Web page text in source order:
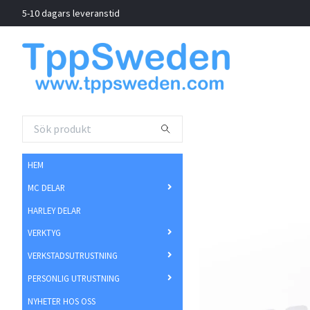
5-10 dagars leveranstid
HEM
MC DELAR
HARLEY DELAR
VERKTYG
VERKSTADSUTRUSTNING
PERSONLIG UTRUSTNING
NYHETER HOS OSS